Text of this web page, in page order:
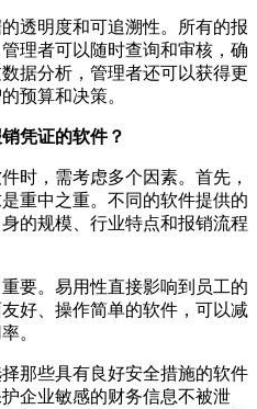
透明度和可追溯性。所有的报
理者可以随时查询和审核，确
据分析，管理者还可以获得更
预算和决策。
凭证的软件？
时，需考虑多个因素。首先，
重中之重。不同的软件提供的
的规模、行业特点和报销流程
要。易用性直接影响到员工的
好、操作简单的软件，可以减
。
那些具有良好安全措施的软件
企业敏感的财务信息不被泄